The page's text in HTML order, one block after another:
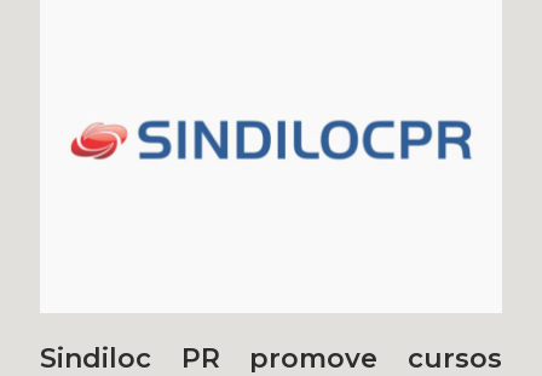
Sindiloc PR promove cursos